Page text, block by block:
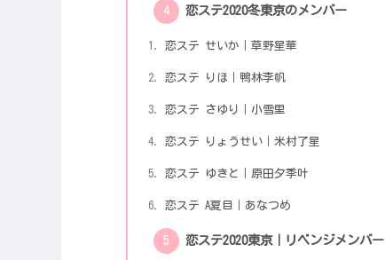
恋ステ2020冬東京のメンバー
恋ステ せいか｜草野星華
恋ステ りほ｜鴨林李帆
恋ステ さゆり｜小雪里
恋ステ りょうせい｜米村了星
恋ステ ゆきと｜原田夕季叶
恋ステ A夏目｜あなつめ
恋ステ2020東京｜リベンジメンバー